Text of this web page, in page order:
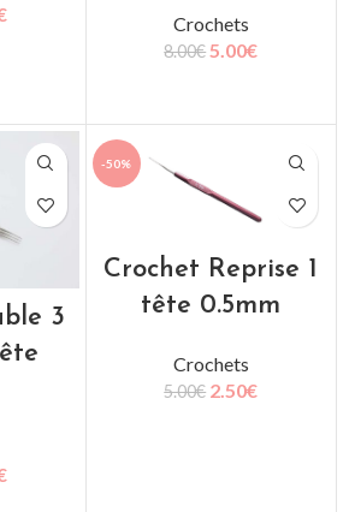
Crochets
8.00€ 5.00€
3
-50%
Crochet Reprise 1
tête 0.5mm
Crochets
5.00€ 2.50€